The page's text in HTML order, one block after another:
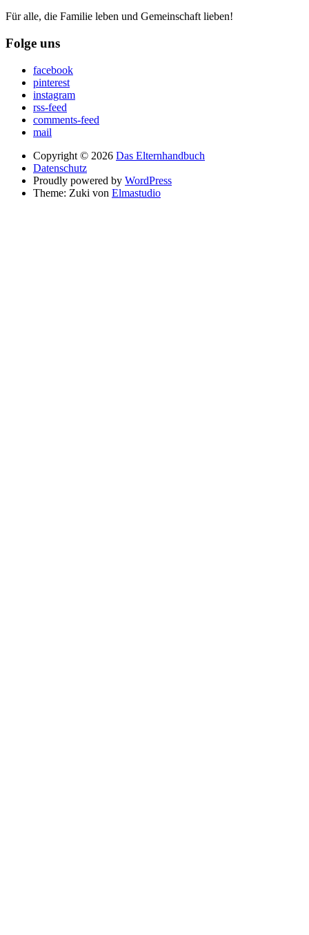
Für alle, die Familie leben und Gemeinschaft lieben!
Folge uns
facebook
pinterest
instagram
rss-feed
comments-feed
mail
Copyright © 2026 Das Elternhandbuch
Datenschutz
Proudly powered by WordPress
Theme: Zuki von Elmastudio